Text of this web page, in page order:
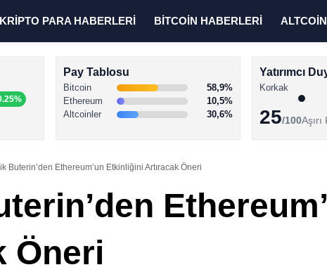
KRİPTO PARA HABERLERİ BİTCOİN HABERLERİ
Pay Tablosu
Bitcoin
58,9%
Ethereum
10,5%
Altcoinler
30,6%
Yatırımcı
Korkak
25/100Aşırı
Buterin’den Ethereum’un Etkinliğini Artıracak Öneri
Öneri